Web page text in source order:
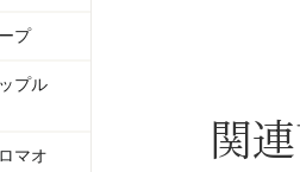
関
プ
プル
マオ